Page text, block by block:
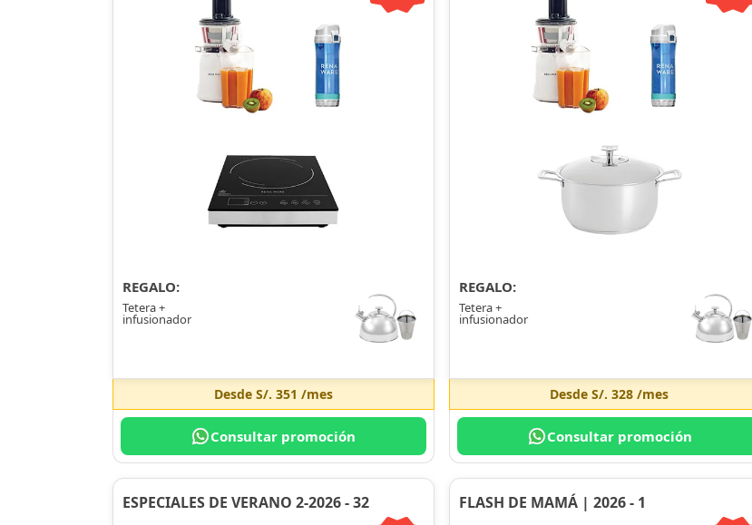
REGALO:
Tetera +
infusionador
Desde S/. 351 /mes
Consultar promoción
REGALO:
Tetera +
infusionador
DesdeS/. 328 /mes
Consultar promoción
ESPECIALES DE VERANO 2-2026 - 32 FLASH DE MAMÁ | 2026 - 1